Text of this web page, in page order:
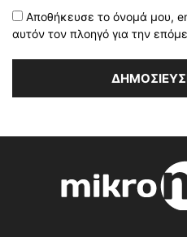
Αποθήκευσε το όνομά μου,
αυτόν τον πλοηγό για την